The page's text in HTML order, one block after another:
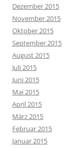
Dezember 2015
November 2015
Oktober 2015
September 2015
August 2015
Juli 2015
Juni 2015
Mai 2015
April 2015
März 2015
Februar 2015
Januar 2015